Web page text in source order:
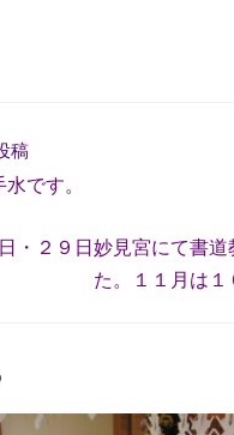
稿
です。
・２９日妙見宮にて書
た。１１月は１